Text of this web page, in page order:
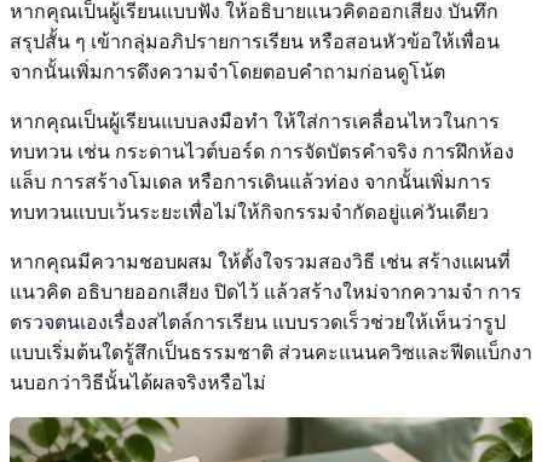
หากคุณเป็นผู้เรียนแบบฟัง ให้อธิบายแนวคิดออกเสียง บันทึก
สรุปสั้น ๆ เข้ากลุ่มอภิปรายการเรียน หรือสอนหัวข้อให้เพื่อน
จากนั้นเพิ่มการดึงความจำโดยตอบคำถามก่อนดูโน้ต
หากคุณเป็นผู้เรียนแบบลงมือทำ ให้ใส่การเคลื่อนไหวในการ
ทบทวน เช่น กระดานไวต์บอร์ด การจัดบัตรคำจริง การฝึกห้อง
แล็บ การสร้างโมเดล หรือการเดินแล้วท่อง จากนั้นเพิ่มการ
ทบทวนแบบเว้นระยะเพื่อไม่ให้กิจกรรมจำกัดอยู่แค่วันเดียว
หากคุณมีความชอบผสม ให้ตั้งใจรวมสองวิธี เช่น สร้างแผนที่
แนวคิด อธิบายออกเสียง ปิดไว้ แล้วสร้างใหม่จากความจำ การ
ตรวจตนเองเรื่องสไตล์การเรียน แบบรวดเร็วช่วยให้เห็นว่ารูป
แบบเริ่มต้นใดรู้สึกเป็นธรรมชาติ ส่วนคะแนนควิซและฟีดแบ็กงา
นบอกว่าวิธีนั้นได้ผลจริงหรือไม่